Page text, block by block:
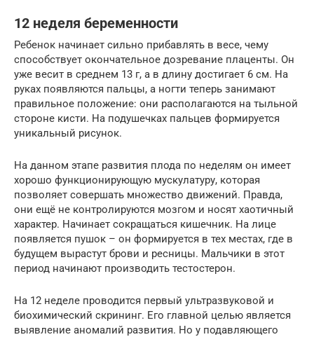
12 неделя беременности
Ребенок начинает сильно прибавлять в весе, чему
способствует окончательное дозревание плаценты. Он
уже весит в среднем 13 г, а в длину достигает 6 см. На
руках появляются пальцы, а ногти теперь занимают
правильное положение: они располагаются на тыльной
стороне кисти. На подушечках пальцев формируется
уникальный рисунок.
На данном этапе развития плода по неделям он имеет
хорошо функционирующую мускулатуру, которая
позволяет совершать множество движений. Правда,
они ещё не контролируются мозгом и носят хаотичный
характер. Начинает сокращаться кишечник. На лице
появляется пушок – он формируется в тех местах, где в
будущем вырастут брови и ресницы. Мальчики в этот
период начинают производить тестостерон.
На 12 неделе проводится первый ультразвуковой и
биохимический скрининг. Его главной целью является
выявление аномалий развития. Но у подавляющего